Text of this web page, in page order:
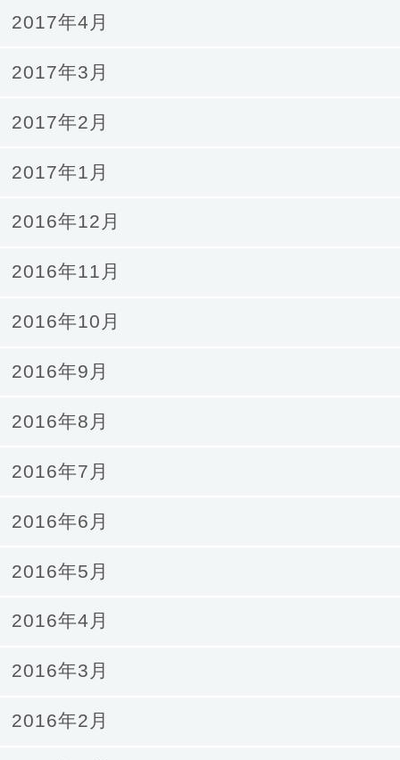
2017年4月
2017年3月
2017年2月
2017年1月
2016年12月
2016年11月
2016年10月
2016年9月
2016年8月
2016年7月
2016年6月
2016年5月
2016年4月
2016年3月
2016年2月